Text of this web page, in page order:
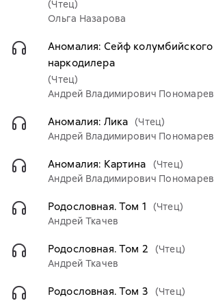
(Чтец)
Ольга Назарова
Аномалия: Сейф колумбийского
наркодилера
(Чтец)
Андрей Владимирович Пономарев
Аномалия: Лика (Чтец)
Андрей Владимирович Пономарев
Аномалия: Картина
(Чтец)
Андрей Владимирович Пономарев
Родословная. Том 1
(Чтец)
Андрей Ткачев
Родословная. Том 2
(Чтец)
Андрей Ткачев
Родословная. Том 3
(Чтец)